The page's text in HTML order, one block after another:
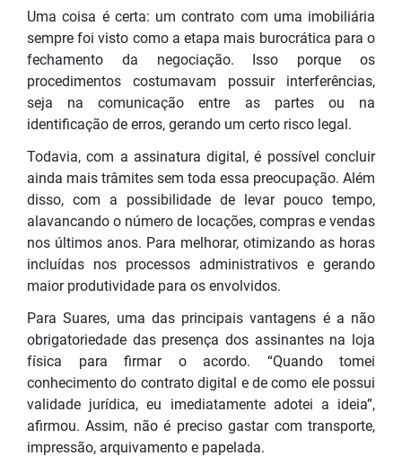
Uma coisa é certa: um contrato com uma imobiliária
sempre foi visto como a etapa mais burocrática para o
fechamento da negociação. Isso porque os
procedimentos costumavam possuir interferências,
seja na comunicação entre as partes ou na
identificação de erros, gerando um certo risco legal.
Todavia, com a assinatura digital, é possível concluir
ainda mais trâmites sem toda essa preocupação. Além
disso, com a possibilidade de levar pouco tempo,
alavancando o número de locações, compras e vendas
nos últimos anos. Para melhorar, otimizando as horas
incluídas nos processos administrativos e gerando
maior produtividade para os envolvidos.
Para Suares, uma das principais vantagens é a não
obrigatoriedade das presença dos assinantes na loja
física para firmar o acordo. “Quando tomei
conhecimento do contrato digital e de como ele possui
validade jurídica, eu imediatamente adotei a ideia”,
afirmou. Assim, não é preciso gastar com transporte,
impressão, arquivamento e papelada.